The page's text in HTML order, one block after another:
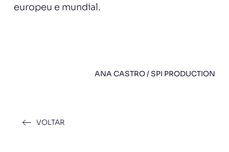
europeu e mundial.
ANA CASTRO / SPI PRODUCTION
VOLTAR